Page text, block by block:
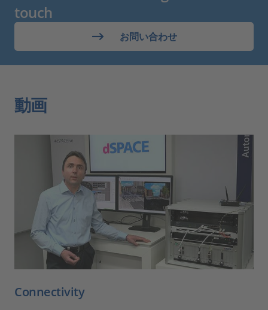
touch
お問い合わせ
動画
Connectivity